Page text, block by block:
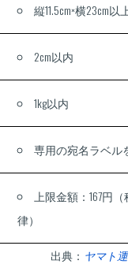
縦11.5cm×横23cm以
2cm以内
1kg以内
専用の宛名ラベル
上限金額：167円
律）
出典： ヤマト